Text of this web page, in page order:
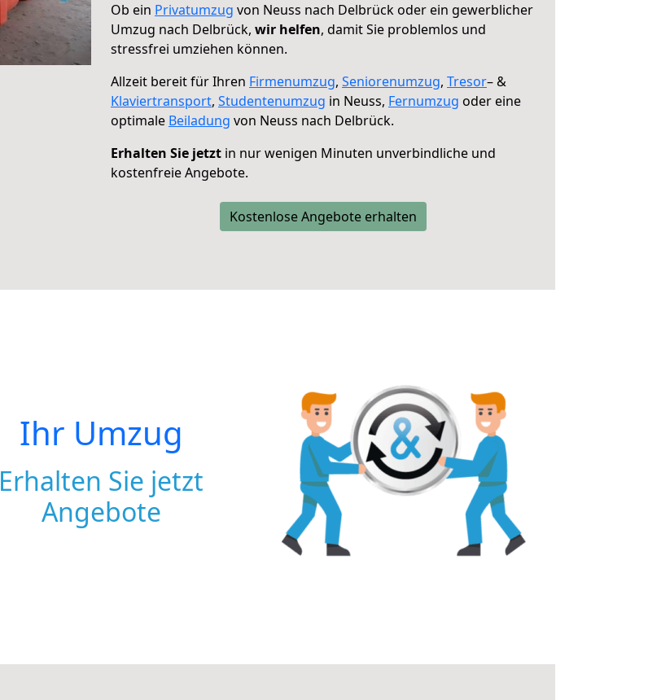
Ob ein Privatumzug von Neuss nach Delbrück oder ein gewerblicher
Umzug nach Delbrück, wir helfen, damit Sie problemlos und
stressfrei umziehen können.
Allzeit bereit für Ihren Firmenumzug, Seniorenumzug, Tresor– &
Klaviertransport, Studentenumzug in Neuss, Fernumzug oder eine
optimale Beiladung von Neuss nach Delbrück.
Erhalten Sie jetzt in nur wenigen Minuten unverbindliche und
kostenfreie Angebote.
Kostenlose Angebote erhalten
Ihr Umzug
Erhalten Sie jetzt
Angebote